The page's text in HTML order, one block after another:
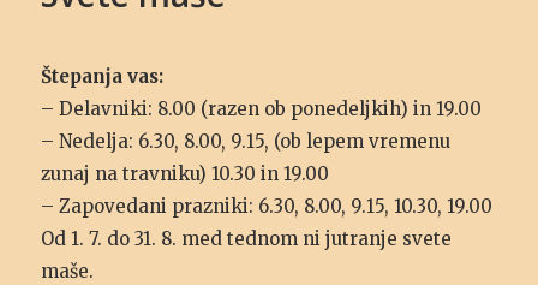
Štepanja vas:
– Delavniki: 8.00 (razen ob ponedeljkih) in 19.00
– Nedelja: 6.30, 8.00, 9.15, (ob lepem vremenu
zunaj na travniku) 10.30 in 19.00
– Zapovedani prazniki: 6.30, 8.00, 9.15, 10.30, 19.00
Od 1. 7. do 31. 8. med tednom ni jutranje svete
maše.